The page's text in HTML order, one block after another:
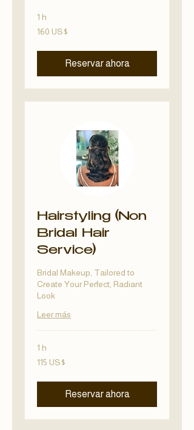
1 h
160
dólares
160 US$
Reservar ahora
Hairstyling (Non
Bridal Hair
Service)
Bridal Makeup, Tailored to
Create Your Perfect, Radiant
Look
Leer más
1 h
115
dólares
115 US$
Reservar ahora